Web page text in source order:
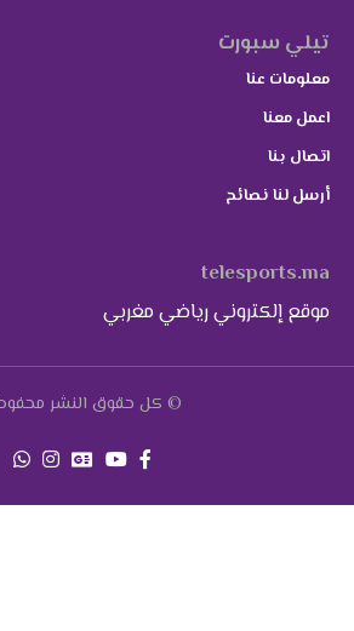
تيلي سبورت
معلومات عنا
اعمل معنا
اتصال بنا
أرسل لنا نصائح
telesports.ma
موقع إلكتروني رياضي مغربي
© كل حقوق النشر محفوظة